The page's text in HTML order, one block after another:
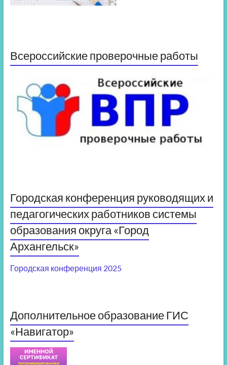
Всероссийские проверочные работы
Городская конференция руководящих и
педагогических работников системы
образования округа «Город
Архангельск»
Городская конференция 2025
Дополнительное образование ГИС
«Навигатор»